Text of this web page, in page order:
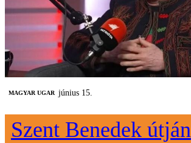
MAGYAR UGAR június 15.
Szent Benedek útján